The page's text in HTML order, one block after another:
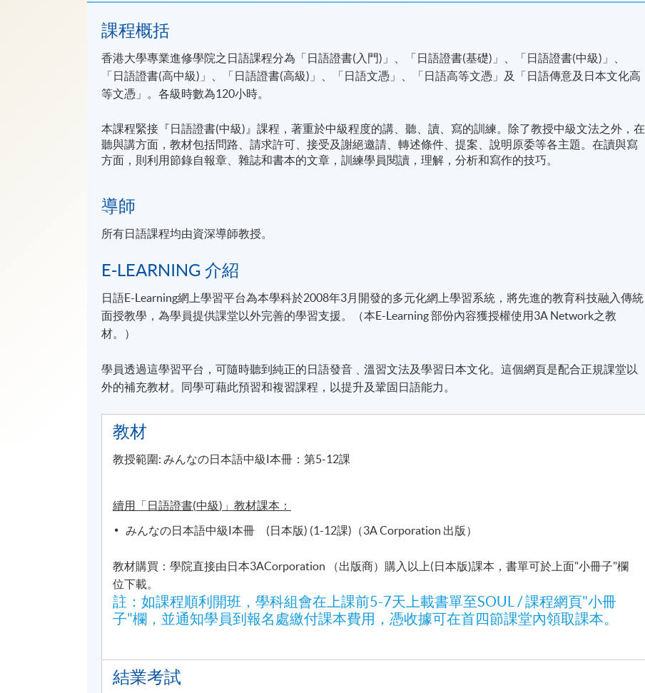
課程概括
香港大學專業進修學院之日語課程分為「日語證書(入門)」、「日語證書(基礎)」、「日語證書(中級)」、
「日語證書(高中級)」、「日語證書(高級)」、「日語文憑」、「日語高等文憑」及「日語傳意及日本文化高
等文憑」。各級時數為120小時。
本課程緊接『日語證書(中級)』課程，著重於中級程度的講、聽、讀、寫的訓練。除了教授中級文法之外，在
聽與講方面，教材包括問路、請求許可、接受及謝絕邀請、轉述條件、提案、說明原委等各主題。在讀與寫
方面，則利用節錄自報章、雜誌和書本的文章，訓練學員閱讀，理解，分析和寫作的技巧。
導師
所有日語課程均由資深導師教授。
E-LEARNING 介紹
日語E-Learning網上學習平台為本學科於2008年3月開發的多元化網上學習系統，將先進的教育科技融入傳統
面授教學，為學員提供課堂以外完善的學習支援。（本E-Learning 部份內容獲授權使用3A Network之教
材。）
學員透過這學習平台，可隨時聽到純正的日語發音﹑溫習文法及學習日本文化。這個網頁是配合正規課堂以
外的補充教材。同學可藉此預習和複習課程，以提升及鞏固日語能力。
教材
教授範圍: みんなの日本語中級Ⅰ本冊：第5-12課
續用「日語證書(中級) 」教材課本：
みんなの日本語中級Ⅰ本冊 (日本版) (1-12課) （3A Corporation 出版）
教材購買：學院直接由日本3ACorporation （出版商）購入以上(日本版)課本，書單可於上面"小冊子"欄
位下載。
註：如課程順利開班，學科組會在上課前5-7天上載書單至SOUL / 課程網頁"小冊
子"欄，並通知學員到報名處繳付課本費用，憑收據可在首四節課堂內領取課本。
結業考試